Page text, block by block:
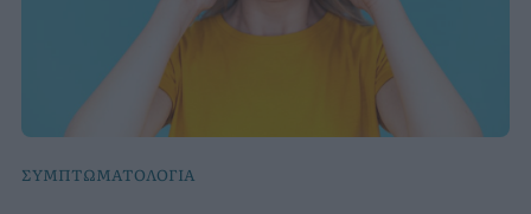
ΣΥΜΠΤΩΜΑΤΟΛΟΓΙΑ